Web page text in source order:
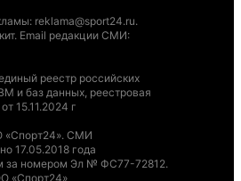
: reklama@sport24.ru.
. Email редакции СМИ:
реестр российских
и баз данных, реестровая
15.11.2024 г
«Спорт24». СМИ
17.05.2018 года
за номером Эл № ФС77-72812.
«Спорт24»